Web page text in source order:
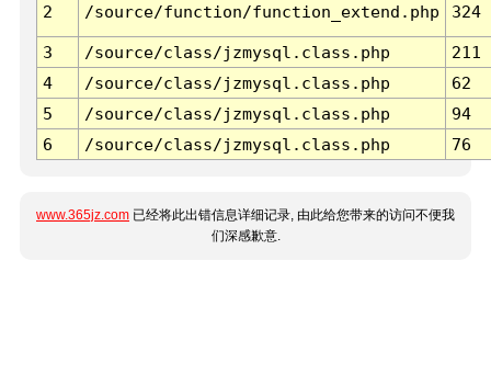
2 /source/function/function_extend.php 324
3 /source/class/jzmysql.class.php
211
4
/source/class/jzmysql.class.php
62
5
/source/class/jzmysql.class.php
94
6
/source/class/jzmysql.class.php 76
www.365jz.com 已经将此出错信息详细记录, 由此给您带来的访问不便我
们深感歉意.